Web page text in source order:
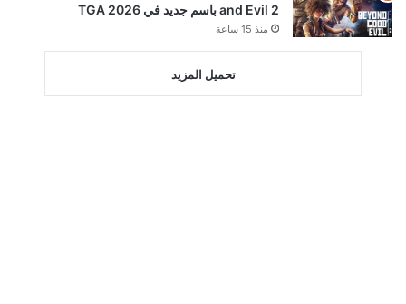
and Evil 2 باسم جديد في TGA 2026
منذ 15 ساعة
تحميل المزيد